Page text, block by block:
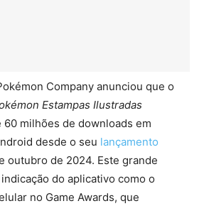
Company anunciou que o
Estampas Ilustradas
milhões de downloads em
desde o seu lançamento
outubro de 2024. Este grande
do aplicativo como o
no Game Awards, que